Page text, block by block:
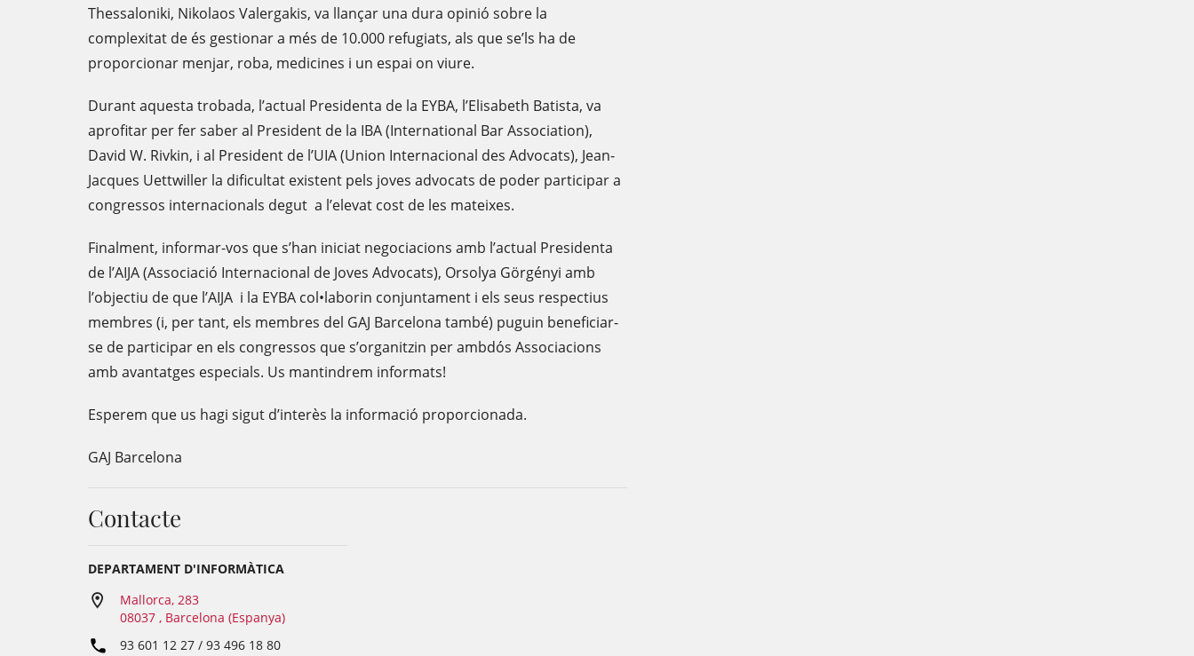
Thessaloniki, Nikolaos Valergakis, va llançar una dura opinió sobre la
complexitat de és gestionar a més de 10.000 refugiats, als que se’ls ha de
proporcionar menjar, roba, medicines i un espai on viure.
Durant aquesta trobada, l’actual Presidenta de la EYBA, l’Elisabeth Batista, va
aprofitar per fer saber al President de la IBA (International Bar Association),
David W. Rivkin, i al President de l’UIA (Union Internacional des Advocats), Jean-
Jacques Uettwiller la dificultat existent pels joves advocats de poder participar a
congressos internacionals degut a l’elevat cost de les mateixes.
Finalment, informar-vos que s’han iniciat negociacions amb l’actual Presidenta
de l’AIJA (Associació Internacional de Joves Advocats), Orsolya Görgényi amb
l’objectiu de que l’AIJA i la EYBA col•laborin conjuntament i els seus respectius
membres (i, per tant, els membres del GAJ Barcelona també) puguin beneficiar-
se de participar en els congressos que s’organitzin per ambdós Associacions
amb avantatges especials. Us mantindrem informats!
Esperem que us hagi sigut d’interès la informació proporcionada.
GAJ Barcelona
Contacte
DEPARTAMENT D'INFORMÀTICA
Mallorca, 283
08037 , Barcelona (Espanya)
93 601 12 27 / 93 496 18 80